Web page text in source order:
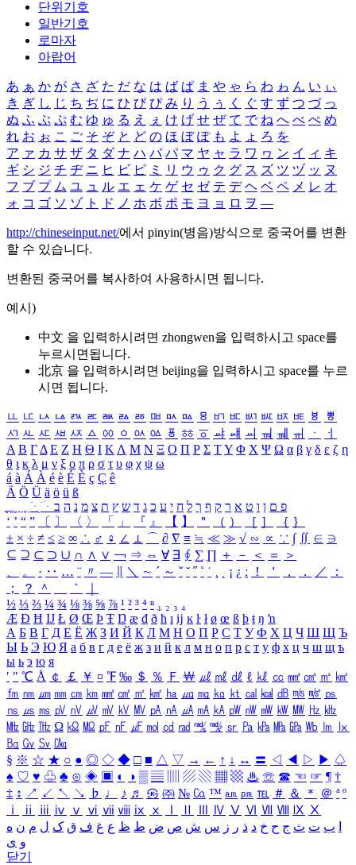
단위기호
일반기호
로마자
아랍어
あ ぁ か が さ ざ た だ な は ば ぱ ま や ゃ ら わ ゎ ん い ぃ
き ぎ し じ ち ぢ に ひ び ぴ み り う ぅ く ぐ す ず つ づ っ
ぬ ふ ぶ ぷ む ゆ ゅ る え ぇ け げ せ ぜ て で ね へ べ ぺ め
れ お ぉ こ ご そ ぞ と ど の ほ ぼ ぽ も よ ょ ろ を
ア ァ カ サ ザ タ ダ ナ ハ バ パ マ ヤ ャ ラ ワ ヮ ン イ ィ キ
ギ シ ジ チ ヂ ニ ヒ ビ ピ ミ リ ウ ゥ ク グ ス ズ ツ ヅ ッ ヌ
フ ブ プ ム ユ ュ ル エ ェ ケ ゲ セ ゼ テ デ ヘ ベ ペ メ レ オ
ォ コ ゴ ソ ゾ ト ド ノ ホ ボ ポ モ ヨ ョ ロ ヲ ―
http://chineseinput.net/에서 pinyin(병음)방식으로 중국어를 변환
할 수 있습니다.
변환된 중국어를 복사하여 사용하시면 됩니다.
예시)
中文 을 입력하시려면 zhongwen을 입력하시고 space를
누르시면됩니다.
北京 을 입력하시려면 beijing을 입력하시고 space를 누르
시면 됩니다.
ㅥ ㅦ ㅧ ㅨ ㅩ ㅪ ㅫ ㅬ ㅭ ㅮ ㅯ ㅰ ㅱ ㅲ ㅳ ㅴ ㅵ ㅶ ㅷ ㅸ
ㅹ
ㅺ ㅻ ㅼ ㅽ ㅾ ㅿ ㆀ ㆁ ㆂ ㆃ ㆄ ㆅ ㆆ ㆇ ㆈ ㆉ ㆊ ㆋ ㆌ ㆍ
ㆎ
Α Β ΓΔ Ε Ζ Η Θ Ι ΚΛ Μ Ν Ξ Ο Π Ρ Σ ΤΥ Φ Χ Ψ Ω α β γ δ ε ζ η
θ ι κ λ μ ν ξ ο π ρ σ τ υ φ χ ψ ω
á à Á À é è É È ç Ç ê
Ä Ö Ü ä ö ü ß
ִֶֹ ֻּ ׁׂ פ ם ן ו ט א ר ק ף ך ל ח י ע כ ג ד ש ץ ת צ מ נ ה ב
‘ ’ “ ” 〔 〕 〈 〉 「 」 『 』 【 】 ＂ （ ） ［ ］ ｛ ｝
± × ÷ ≠ ≤ ≥ ∞ ∴ ♂ ♀ ∠ ⊥ ⌒ ∂ ∇ ≡ ≒ ≪ ≫ √ ∽ ∝ ∵ ∫ ∬ ∈ ∋
⊆ ⊇ ⊂ ⊃ ∪ ∩ ∧ ∨ ￢ ⇒ ⇔ ∀ ∃ ∮ ∑ ∏ ＋ － ＜ ＝
＞
、
。 · ‥ … ¨ 〃 ― ＼ ∼ ´ ～ ˇ ˘ ˝ ˚ ˙ ¸ ¡ ¿ ː ！ ＇ ， ． ／
：
；
？ ＾ ｀
½ ⅓ ⅔ ¼ ¾ ⅛ ⅜ ⅝ ⅞ ¹ ² ³ ⁴ ⁿ ₁ ₂ ₃ ₄
Æ Ð Ħ Ĳ Ł Ø Œ Þ Ŧ Ŋ æ đ ð ħ ı ĳ ĸ ŀ ł ø œ ß þ ŧ ŋ ŉ
А Б В Г Д Е Ё Ж З И Й К Л М Н О П Р С Т У Ф Х Ц Ч Ш Щ Ъ
Ы Ь Э Ю Я а б в г д е ё ж з и й к л м н о п р с т у ф х ц ч ш щ ъ
ы ь э ю я
′ ″ ℃ Å ￠ ￡ ￥ ¤ ℉ ‰ ＄ ％ Ｆ ￦ ㎕ ㎖ ㎗ ℓ ㎘ ㏄ ㎣ ㎤ ㎥ ㎦
㎙ ㎚ ㎛ ㎜ ㎝ ㎞ ㎟ ㎠ ㎡ ㎢ ㏊ ㎍ ㎎ ㎏ ㏏ ㎈ ㎉ ㏈ ㎧ ㎨ ㎰
㎱ ㎲ ㎳ ㎴ ㎵ ㎶ ㎷ ㎸ ㎹ ㎀ ㎁ ㎂ ㎃ ㎄ ㎺ ㎻ ㎽ ㎾ ㎿ ㎐ ㎑
㎒ ㎓ ㎔ Ω ㏀ ㏁ ㎊ ㎋ ㎌ ㏖ ㏅ ㎭ ㎮ ㎯ ㏛ ㎩ ㎪ ㎫ ㎬ ㏝ ㏐
㏓
㏃ ㏉ ㏜ ㏆
§ ※ ☆ ★ ○ ● ◎ ◇ ◆ □ ■ △ ▽ → ← ↑ ↓ ↔ 〓 ◁ ◀ ▷ ▶ ♤
♠ ♡ ♥ ♧ ♣ ⊙ ◈ ▣ ◐ ◑ ▒ ▤ ▨ ▧ ▦ ▩ ♨ ☏ ☎ ☜ ☞ ¶ †
‡ ↕ ↗ ↙ ↖ ↘ ♭ ♩ ♪ ♬ ㉿ ㈜ № ㏇ ™ ㏂ ㏘ ℡ ＃ ＆ ＊ ＠ ª º
ⅰ
ⅱ ⅲ ⅳ ⅴ ⅵ ⅶ ⅷ ⅸ ⅹ Ⅳ Ⅴ Ⅵ Ⅶ Ⅷ Ⅸ Ⅹ
ب ت ث ج ح خ د ذ ر ز س ش ص ض ط ظ ع غ ف ق ک ل م ن ه
و ی
닫기